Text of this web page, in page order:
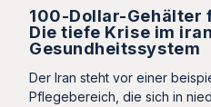
100-Dollar-Gehälter
Die tiefe Krise im
Gesundheitssystem
Der Iran steht vor einer
Pflegebereich, die sich in